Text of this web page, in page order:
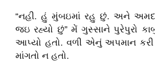
“નહી. હું મુંબઇમાં રહુ છું. અને
જઇ રહ્યો છું” મેં ગુસ્સાને પુરેપુરો
આપ્યો હતો. વળી એનું અપમાન
માંગતો ન હતો.